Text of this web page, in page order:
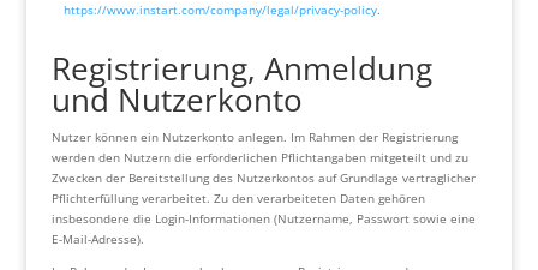
https://www.instart.com/company/legal/privacy-policy.
Registrierung, Anmeldung
und Nutzerkonto
Nutzer können ein Nutzerkonto anlegen. Im Rahmen der Registrierung
werden den Nutzern die erforderlichen Pflichtangaben mitgeteilt und zu
Zwecken der Bereitstellung des Nutzerkontos auf Grundlage vertraglicher
Pflichterfüllung verarbeitet. Zu den verarbeiteten Daten gehören
insbesondere die Login-Informationen (Nutzername, Passwort sowie eine
E-Mail-Adresse).